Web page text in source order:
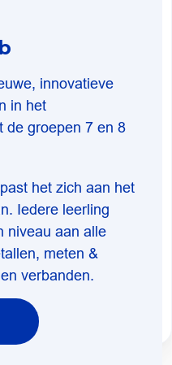
innovatieve
in het
de groepen 7 en 8
het zich aan het
Iedere leerling
niveau aan alle
meten &
verbanden.